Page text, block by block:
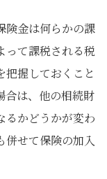
険金は何らかの課
って課税される税
把握しておくこと
合は、他の相続財
るかどうかが変わ
併せて保険の加入